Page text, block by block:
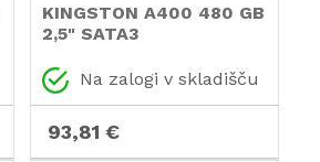
KINGSTON A400 480 GB
2,5" SATA3
Na zalogi v skladišču
93,81 €